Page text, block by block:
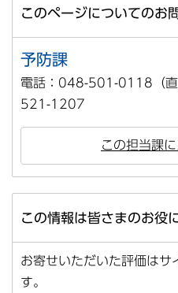
このページについてのお
予防課
電話：048-501-0118（
521-1207
この担当課
この情報は皆さまのお役
お寄せいただいた評価はサ
す。